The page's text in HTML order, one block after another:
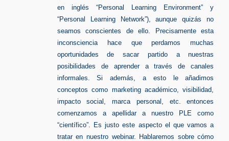
en inglés “Personal Learning Environment” y
“Personal Learning Network”), aunque quizás no
seamos conscientes de ello. Precisamente esta
inconsciencia hace que perdamos muchas
oportunidades de sacar partido a nuestras
posibilidades de aprender a través de canales
informales. Si además, a esto le añadimos
conceptos como marketing académico, visibilidad,
impacto social, marca personal, etc. entonces
comenzamos a apellidar a nuestro PLE como
“científico”. Es justo este aspecto el que vamos a
tratar en nuestro webinar. Hablaremos sobre cómo